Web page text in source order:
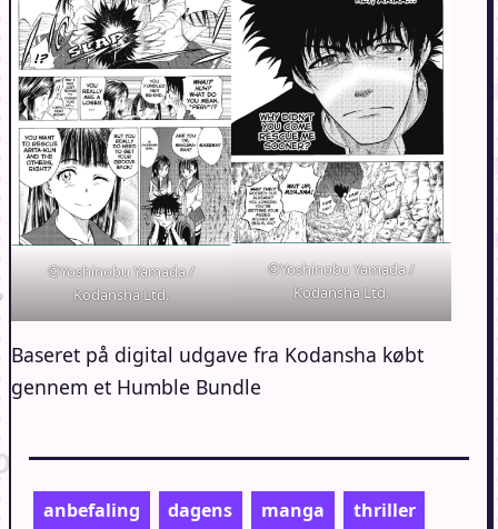
©Yoshinobu Yamada /
Kodansha Ltd.
©Yoshinobu Yamada /
Kodansha Ltd.
Baseret på digital udgave fra Kodansha købt
gennem et Humble Bundle
anbefaling dagens manga thriller